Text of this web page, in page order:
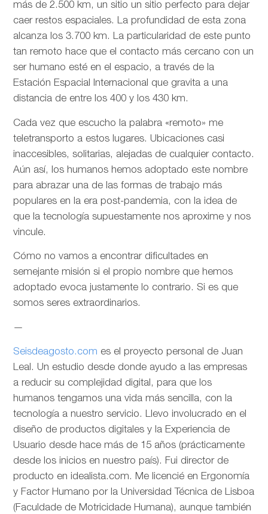
más de 2.500 km, un sitio un sitio perfecto para dejar
caer restos espaciales. La profundidad de esta zona
alcanza los 3.700 km. La particularidad de este punto
tan remoto hace que el contacto más cercano con un
ser humano esté en el espacio, a través de la
Estación Espacial Internacional que gravita a una
distancia de entre los 400 y los 430 km.
Cada vez que escucho la palabra «remoto» me
teletransporto a estos lugares. Ubicaciones casi
inaccesibles, solitarias, alejadas de cualquier contacto.
Aún así, los humanos hemos adoptado este nombre
para abrazar una de las formas de trabajo más
populares en la era post-pandemia, con la idea de
que la tecnología supuestamente nos aproxime y nos
vincule.
Cómo no vamos a encontrar dificultades en
semejante misión si el propio nombre que hemos
adoptado evoca justamente lo contrario. Si es que
somos seres extraordinarios.
—
Seisdeagosto.com es el proyecto personal de Juan
Leal. Un estudio desde donde ayudo a las empresas
a reducir su complejidad digital, para que los
humanos tengamos una vida más sencilla, con la
tecnología a nuestro servicio. Llevo involucrado en el
diseño de productos digitales y la Experiencia de
Usuario desde hace más de 15 años (prácticamente
desde los inicios en nuestro país). Fui director de
producto en idealista.com. Me licencié en Ergonomía
y Factor Humano por la Universidad Técnica de Lisboa
(Faculdade de Motricidade Humana), aunque también